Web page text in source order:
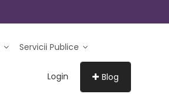
Servicii Publice
Login Blog